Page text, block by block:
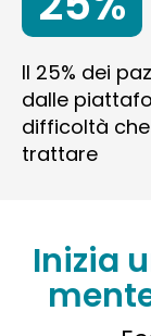
Il 25% dei
dalle
difficoltà
trattare
Inizia